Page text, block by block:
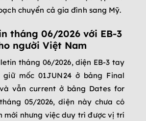
chuyển cả gia đình sang Mỹ.
tháng 06/2026 với EB-3
người Việt Nam
tháng 06/2026, diện EB-3 tay
mốc 01JUN24 ở bảng Final
vẫn current ở bảng Dates for
05/2026, diện này chưa có
mới nhưng việc duy trì được vị trí